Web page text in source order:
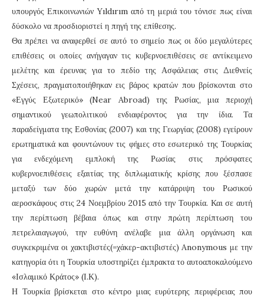
υπουργός Επικοινωνιών Yıldırım από τη μεριά του τόνισε πως είναι
δύσκολο να προσδιοριστεί η πηγή της επίθεσης.
Θα πρέπει να αναφερθεί σε αυτό το σημείο πως οι δύο μεγαλύτερες
επιθέσεις οι οποίες ανήγαγαν τις κυβερνοεπιθέσεις σε αντίκειμενο
μελέτης και έρευνας για το πεδίο της Ασφάλειας στις Διεθνείς
Σχέσεις, πραγματοποιήθηκαν εις βάρος κρατών που βρίσκονται στο
«Εγγύς Εξωτερικό» (Near Abroad) της Ρωσίας, μια περιοχή
σημαντικού γεωπολιτικού ενδιαφέροντος για την ίδια. Τα
παραδείγματα της Εσθονίας (2007) και της Γεωργίας (2008) εγείρουν
ερωτηματικά και φουντώνουν τις φήμες στο εσωτερικό της Τουρκίας
για ενδεχόμενη εμπλοκή της Ρωσίας στις πρόσφατες
κυβερνοεπιθέσεις εξαιτίας της διπλωματικής κρίσης που ξέσπασε
μεταξύ των δύο χωρών μετά την κατάρριψη του Ρωσικού
αεροσκάφους στις 24 Νοεμβρίου 2015 από την Τουρκία. Και σε αυτή
την περίπτωση βέβαια όπως και στην πρώτη περίπτωση του
πετρελαιαγωγού, την ευθύνη ανέλαβε μια άλλη οργάνωση και
συγκεκριμένα οι χακτιβιστές(=χάκερ-ακτιβιστές) Anonymous με την
κατηγορία ότι η Τουρκία υποστηρίζει έμπρακτα το αυτοαποκαλούμενο
«Ισλαμικό Κράτος» (Ι.Κ).
Η Τουρκία βρίσκεται στο κέντρο μιας ευρύτερης περιφέρειας που